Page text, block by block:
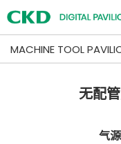
MACHINE TOOL
无配
气